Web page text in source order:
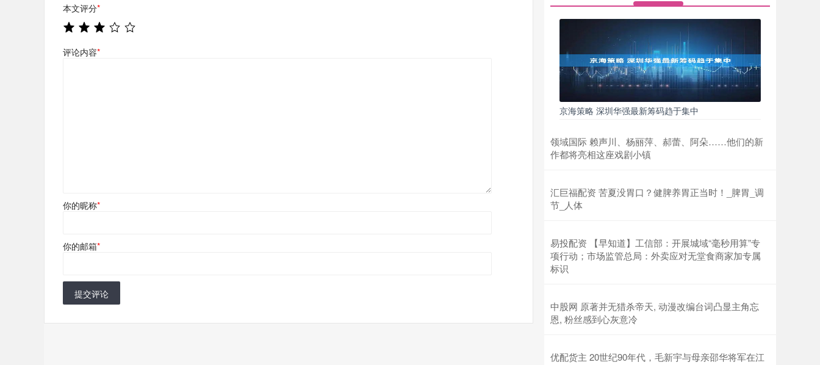
本文评分*
评论内容*
你的昵称*
你的邮箱*
提交评论
京海策略 深圳华强最新筹码趋于集中
领域国际 赖声川、杨丽萍、郝蕾、阿朵……他们的新
作都将亮相这座戏剧小镇
汇巨福配资 苦夏没胃口？健脾养胃正当时！_脾胃_调
节_人体
易投配资 【早知道】工信部：开展城域“毫秒用算”专
项行动；市场监管总局：外卖应对无堂食商家加专属
标识
中股网 原著并无猎杀帝天, 动漫改编台词凸显主角忘
恩, 粉丝感到心灰意冷
优配货主 20世纪90年代，毛新宇与母亲邵华将军在江